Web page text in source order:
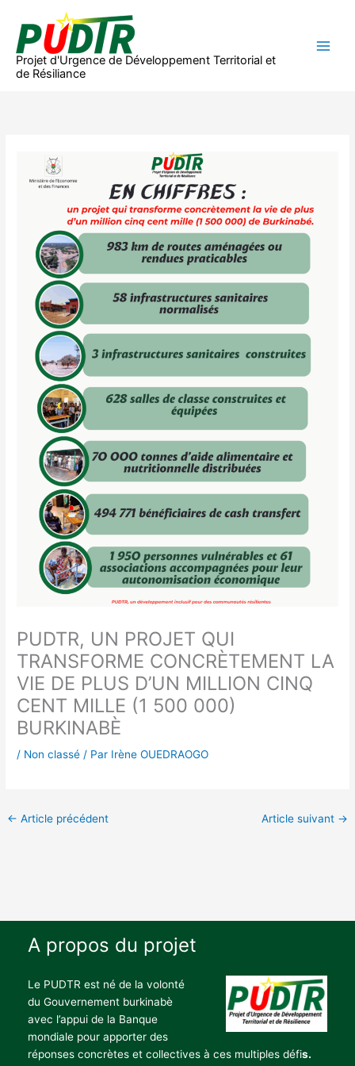
contenu
Projet d'Urgence de Développement Territorial et
de Résiliance
PUDTR, UN PROJET QUI
TRANSFORME CONCRÈTEMENT LA
VIE DE PLUS D’UN MILLION CINQ
CENT MILLE (1 500 000)
BURKINABÈ
/ Non classé / Par Irène OUEDRAOGO
← Article précédent Article suivant →
A propos du projet
Le PUDTR est né de la volonté
du Gouvernement burkinabè
avec l’appui de la Banque
mondiale pour apporter des
réponses concrètes et collectives à ces multiples défis.